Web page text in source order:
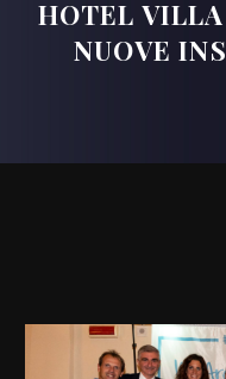
HOTEL
NUOVE